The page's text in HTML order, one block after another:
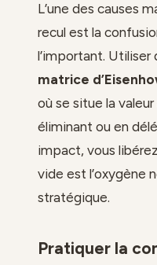
L’une des causes
recul est la
l’important. Utiliser
matrice
où se situe la
éliminant ou en
impact, vous
vide est l’oxygène
stratégique.
Pratiquer la